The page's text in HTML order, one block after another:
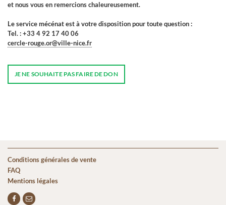
et nous vous en remercions chaleureusement.
Le service mécénat est à votre disposition pour toute question :
Tel. : +33 4 92 17 40 06
cercle-rouge.or@ville-nice.fr
Conditions générales de vente
FAQ
Mentions légales